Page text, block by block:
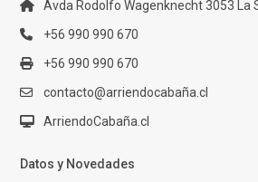
Avda Rodolfo Wagenknecht 3053 La
+56 990 990 670
+56 990 990 670
contacto@arriendocabaña.cl
ArriendoCabaña.cl
Datos y Novedades